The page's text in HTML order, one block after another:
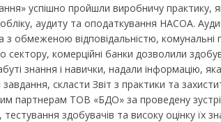
успішно пройшли виробничу практику,
аудиту та оподаткування НАСОА.
з обмеженою відповідальністю, комунальні
сектору, комерційні банки дозволили
знання і навички, надали інформацію,
завдання, скласти Звіт з практики та
партнерам ТОВ «БДО» за проведену
здобувачів та високу оцінку їх